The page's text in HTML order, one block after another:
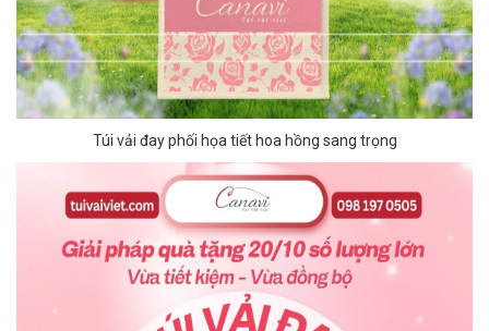
Túi vải đay phối họa tiết hoa hồng sang trọng